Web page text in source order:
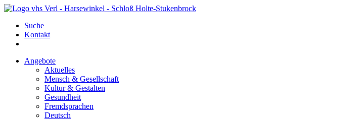
Suche
Kontakt
Angebote
Aktuelles
Mensch & Gesellschaft
Kultur & Gestalten
Gesundheit
Fremdsprachen
Deutsch